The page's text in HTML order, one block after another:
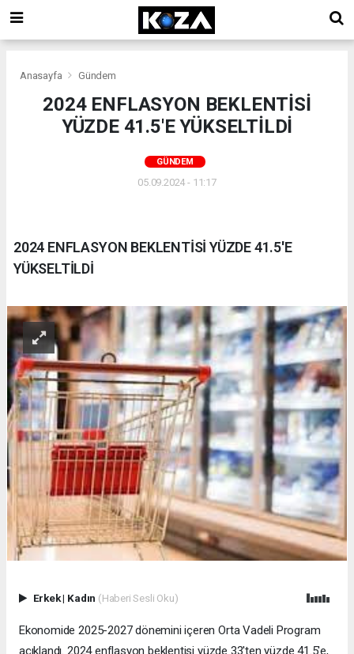
Anasayfa Gündem
2024 ENFLASYON BEKLENTİSİ
YÜZDE 41.5'E YÜKSELTİLDİ
GÜNDEM
05.09.2024 - 11:17
2024 ENFLASYON BEKLENTİSİ YÜZDE 41.5'E
YÜKSELTİLDİ
Erkek| Kadın (Haberi Sesli Oku)
Ekonomide 2025-2027 dönemini içeren Orta Vadeli Program
açıklandı. 2024 enflasyon beklentisi yüzde 33'ten yüzde 41.5'e,